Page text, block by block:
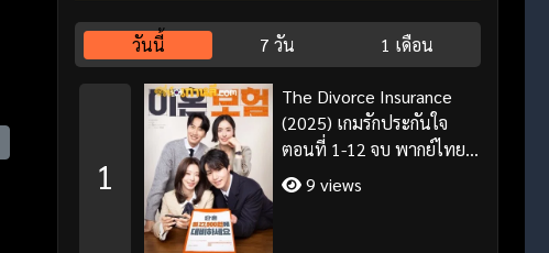
วันนี้ 7 วัน 1 เดือน
1
The Divorce Insurance
(2025) เกมรักประกันใจ
ตอนที่ 1-12 จบ พากย์ไทย
ซับไทย9 views